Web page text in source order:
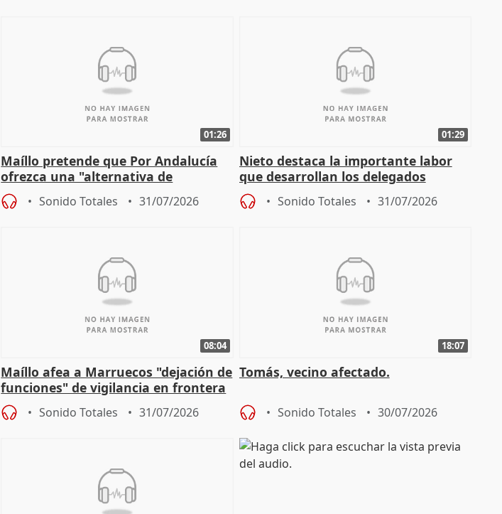
01:26
Maíllo pretende que Por Andalucía
ofrezca una "alternativa de
gobierno" con su labor de oposición
Sonido Totales 31/07/2026
01:29
Nieto destaca la importante labor
que desarrollan los delegados
territoriales de la Junta
Sonido Totales 31/07/2026
08:04
Maíllo afea a Marruecos "dejación de
funciones" de vigilancia en frontera
con Ceuta
Sonido Totales 31/07/2026
18:07
Tomás, vecino afectado.
Sonido Totales 30/07/2026